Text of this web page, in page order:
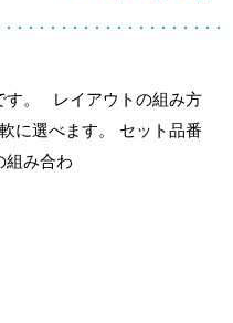
す。 レイアウトの組み方
に選べます。 セット品番
組み合わ